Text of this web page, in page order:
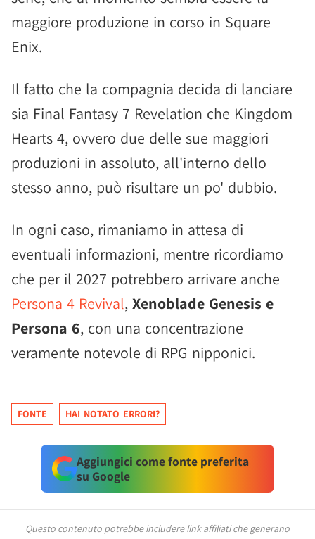
maggiore produzione in corso in Square
Enix.
Il fatto che la compagnia decida di lanciare
sia Final Fantasy 7 Revelation che Kingdom
Hearts 4, ovvero due delle sue maggiori
produzioni in assoluto, all'interno dello
stesso anno, può risultare un po' dubbio.
In ogni caso, rimaniamo in attesa di
eventuali informazioni, mentre ricordiamo
che per il 2027 potrebbero arrivare anche
Persona 4 Revival, Xenoblade Genesis e
Persona 6, con una concentrazione
veramente notevole di RPG nipponici.
FONTE HAI NOTATO ERRORI?
Aggiungici come fonte preferita
su Google
Questo contenuto potrebbe includere link affiliati che generano